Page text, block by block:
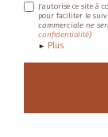
J'autorise ce site à
pour faciliter le
commerciale ne
confidentialité)
Plus